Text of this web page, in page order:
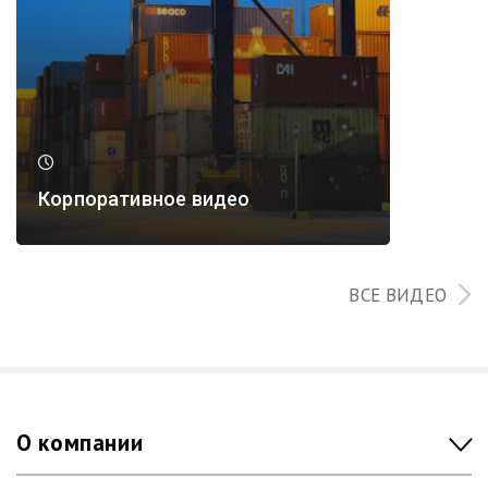
Корпоративное видео
ВСЕ ВИДЕО
О компании